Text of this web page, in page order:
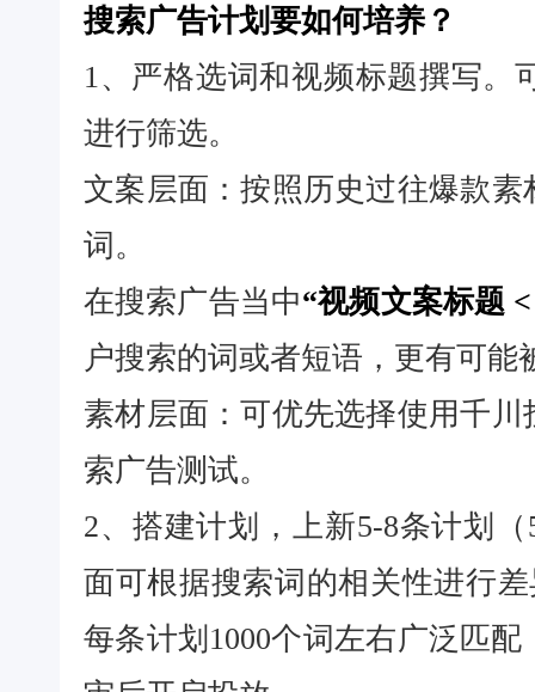
搜索广告计划要如何培养？
1、严格选词和视频标题撰写。
进行筛选。
文案层面：按照历史过往爆款
词。
在搜索广告当中“视频文案标题
户搜索的词或者短语，更有可
素材层面：可优先选择使用千
索广告测试。
2、搭建计划，上新5-8条计划
面可根据搜索词的相关性进行
每条计划1000个词左右广泛匹